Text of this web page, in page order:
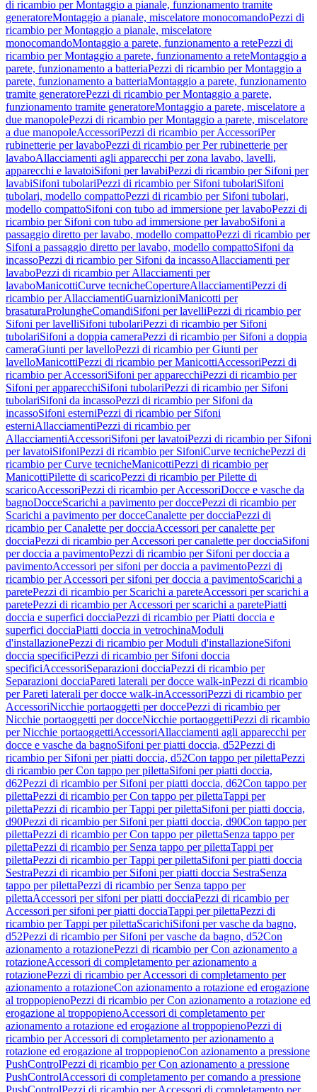
di ricambio per Montaggio a pianale, funzionamento tramite
generatoreMontaggio a pianale, miscelatore monocomandoPezzi di
ricambio per Montaggio a pianale, miscelatore
monocomandoMontaggio a parete, funzionamento a retePezzi di
ricambio per Montaggio a parete, funzionamento a reteMontaggio a
parete, funzionamento a batteriaPezzi di ricambio per Montaggio a
parete, funzionamento a batteriaMontaggio a parete, funzionamento
tramite generatorePezzi di ricambio per Montaggio a parete,
funzionamento tramite generatoreMontaggio a parete, miscelatore a
due manopolePezzi di ricambio per Montaggio a parete, miscelatore
a due manopoleAccessoriPezzi di ricambio per AccessoriPer
rubinetterie per lavaboPezzi di ricambio per Per rubinetterie per
lavaboAllacciamenti agli apparecchi per zona lavabo, lavelli,
apparecchi e lavatoiSifoni per lavabiPezzi di ricambio per Sifoni per
lavabiSifoni tubolariPezzi di ricambio per Sifoni tubolariSifoni
tubolari, modello compattoPezzi di ricambio per Sifoni tubolari,
modello compattoSifoni con tubo ad immersione per lavaboPezzi di
ricambio per Sifoni con tubo ad immersione per lavaboSifoni a
passaggio diretto per lavabo, modello compattoPezzi di ricambio per
Sifoni a passaggio diretto per lavabo, modello compattoSifoni da
incassoPezzi di ricambio per Sifoni da incassoAllacciamenti per
lavaboPezzi di ricambio per Allacciamenti per
lavaboManicottiCurve tecnicheCopertureAllacciamentiPezzi di
ricambio per AllacciamentiGuarnizioniManicotti per
brasaturaProlungheComandiSifoni per lavelliPezzi di ricambio per
Sifoni per lavelliSifoni tubolariPezzi di ricambio per Sifoni
tubolariSifoni a doppia cameraPezzi di ricambio per Sifoni a doppia
cameraGiunti per lavelloPezzi di ricambio per Giunti per
lavelloManicottiPezzi di ricambio per ManicottiAccessoriPezzi di
ricambio per AccessoriSifoni per apparecchiPezzi di ricambio per
Sifoni per apparecchiSifoni tubolariPezzi di ricambio per Sifoni
tubolariSifoni da incassoPezzi di ricambio per Sifoni da
incassoSifoni esterniPezzi di ricambio per Sifoni
esterniAllacciamentiPezzi di ricambio per
AllacciamentiAccessoriSifoni per lavatoiPezzi di ricambio per Sifoni
per lavatoiSifoniPezzi di ricambio per SifoniCurve tecnichePezzi di
ricambio per Curve tecnicheManicottiPezzi di ricambio per
ManicottiPilette di scaricoPezzi di ricambio per Pilette di
scaricoAccessoriPezzi di ricambio per AccessoriDocce e vasche da
bagnoDocceScarichi a pavimento per doccePezzi di ricambio per
Scarichi a pavimento per docceCanalette per docciaPezzi di
ricambio per Canalette per docciaAccessori per canalette per
docciaPezzi di ricambio per Accessori per canalette per docciaSifoni
per doccia a pavimentoPezzi di ricambio per Sifoni per doccia a
pavimentoAccessori per sifoni per doccia a pavimentoPezzi di
ricambio per Accessori per sifoni per doccia a pavimentoScarichi a
paretePezzi di ricambio per Scarichi a pareteAccessori per scarichi a
paretePezzi di ricambio per Accessori per scarichi a paretePiatti
doccia e superfici docciaPezzi di ricambio per Piatti doccia e
superfici docciaPiatti doccia in vetrochinaModuli
d'installazionePezzi di ricambio per Moduli d'installazioneSifoni
doccia specificiPezzi di ricambio per Sifoni doccia
specificiAccessoriSeparazioni docciaPezzi di ricambio per
Separazioni docciaPareti laterali per docce walk-inPezzi di ricambio
per Pareti laterali per docce walk-inAccessoriPezzi di ricambio per
AccessoriNicchie portaoggetti per doccePezzi di ricambio per
Nicchie portaoggetti per docceNicchie portaoggettiPezzi di ricambio
per Nicchie portaoggettiAccessoriAllacciamenti agli apparecchi per
docce e vasche da bagnoSifoni per piatti doccia, d52Pezzi di
ricambio per Sifoni per piatti doccia, d52Con tappo per pilettaPezzi
di ricambio per Con tappo per pilettaSifoni per piatti doccia,
d62Pezzi di ricambio per Sifoni per piatti doccia, d62Con tappo per
pilettaPezzi di ricambio per Con tappo per pilettaTappi per
pilettaPezzi di ricambio per Tappi per pilettaSifoni per piatti doccia,
d90Pezzi di ricambio per Sifoni per piatti doccia, d90Con tappo per
pilettaPezzi di ricambio per Con tappo per pilettaSenza tappo per
pilettaPezzi di ricambio per Senza tappo per pilettaTappi per
pilettaPezzi di ricambio per Tappi per pilettaSifoni per piatti doccia
SestraPezzi di ricambio per Sifoni per piatti doccia SestraSenza
tappo per pilettaPezzi di ricambio per Senza tappo per
pilettaAccessori per sifoni per piatti docciaPezzi di ricambio per
Accessori per sifoni per piatti docciaTappi per pilettaPezzi di
ricambio per Tappi per pilettaScarichiSifoni per vasche da bagno,
d52Pezzi di ricambio per Sifoni per vasche da bagno, d52Con
azionamento a rotazionePezzi di ricambio per Con azionamento a
rotazioneAccessori di completamento per azionamento a
rotazionePezzi di ricambio per Accessori di completamento per
azionamento a rotazioneCon azionamento a rotazione ed erogazione
al troppopienoPezzi di ricambio per Con azionamento a rotazione ed
erogazione al troppopienoAccessori di completamento per
azionamento a rotazione ed erogazione al troppopienoPezzi di
ricambio per Accessori di completamento per azionamento a
rotazione ed erogazione al troppopienoCon azionamento a pressione
PushControlPezzi di ricambio per Con azionamento a pressione
PushControlAccessori di completamento per comando a pressione
PushControlPezzi di ricambio per Accessori di completamento per